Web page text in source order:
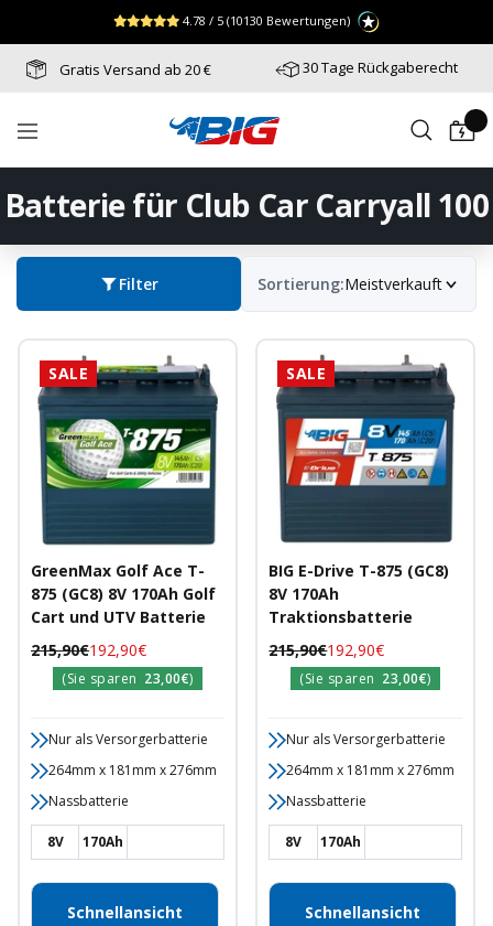
Zum Menü springen
Fußzeile springen
Barrierefreiheits-Widget öffnen
Inhalt
4.78 / 5 (10130 Bewertungen)
Gratis Versand ab 20 € 30 Tage Rückgaberecht
Navigation
Batterie-
Batterie für Club Car Carryall 100
Filter Sortierung:Meistverkauft
SALE
GreenMax Golf Ace T-
875 (GC8) 8V 170Ah Golf
Cart und UTV Batterie
Angebotspreis
192,90€
Regulärer
Preis
215,90€
(Sie sparen 23,00€)
Nur als Versorgerbatterie
264mm x 181mm x 276mm
Nassbatterie
8V 170Ah
Schnellansicht
SALE
BIG E-Drive T-875 (GC8)
8V 170Ah
Traktionsbatterie
Angebotspreis
192,90€
Regulärer
Preis
215,90€
(Sie sparen 23,00€)
Nur als Versorgerbatterie
264mm x 181mm x 276mm
Nassbatterie
8V 170Ah
Schnellansicht